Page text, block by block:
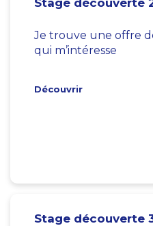
Je trouve une offre
qui m’intéresse
Découvrir
Stage découverte